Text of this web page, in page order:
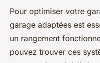
Pour optimiser votre
garage adaptées est
un rangement
pouvez trouver ces